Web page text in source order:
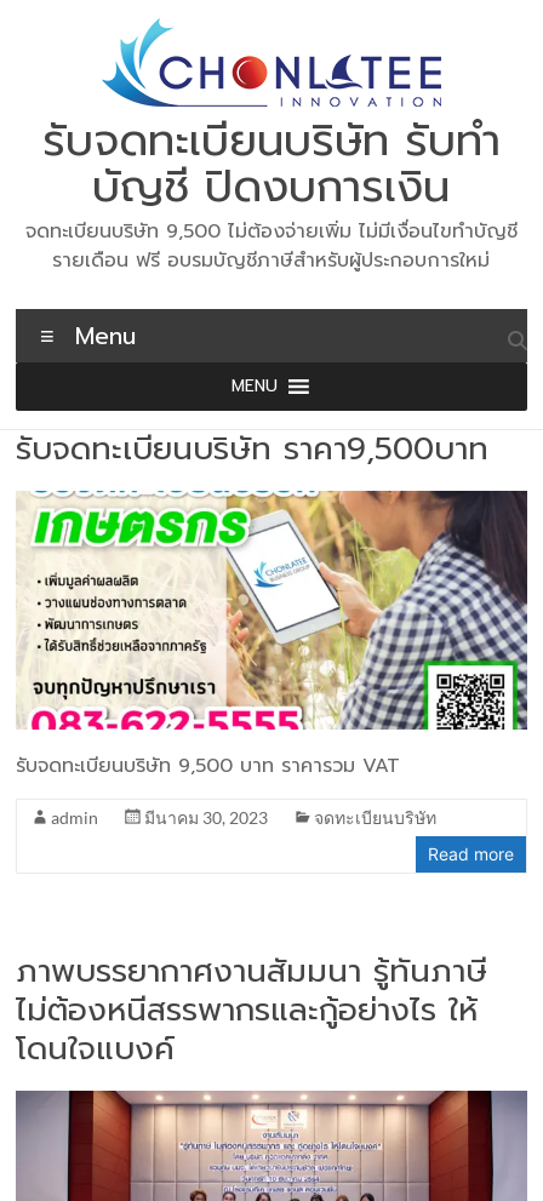
รับจดทะเบียนบริษัท รับทำ
บัญชี ปิดงบการเงิน
จดทะเบียนบริษัท 9,500 ไม่ต้องจ่ายเพิ่ม ไม่มีเงื่อนไขทำบัญชี
รายเดือน ฟรี อบรมบัญชีภาษีสำหรับผู้ประกอบการใหม่
Menu
MENU
รับจดทะเบียนบริษัท ราคา9,500บาท
รับจดทะเบียนบริษัท 9,500 บาท ราคารวม VAT
admin มีนาคม 30, 2023
จดทะเบียนบริษัท
Read more
ภาพบรรยากาศงานสัมมนา รู้ทันภาษี
ไม่ต้องหนีสรรพากรและกู้อย่างไร ให้
โดนใจแบงค์